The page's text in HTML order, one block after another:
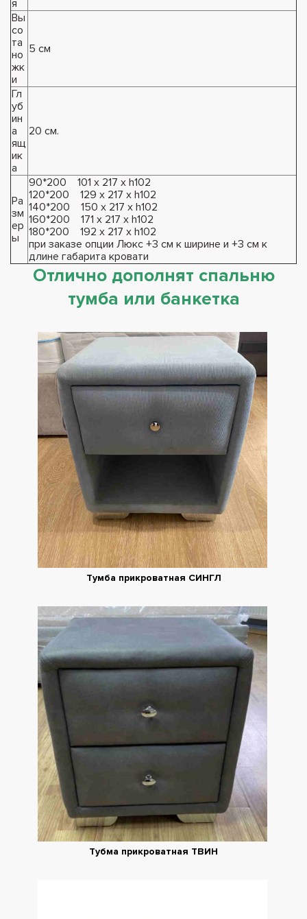
я
Вы
со
та
но
жк
и
5 см
Гл
уб
ин
а
ящ
ик
а
20 см.
Ра
зм
ер
ы
90*200 101 х 217 х h102
120*200 129 х 217 х h102
140*200 150 х 217 х h102
160*200 171 х 217 х h102
180*200 192 х 217 х h102
при заказе опции Люкс +3 см к ширине и +3 см к
длине габарита кровати
Отлично дополнят спальню
тумба или банкетка
Тумба прикроватная СИНГЛ
Тубма прикроватная ТВИН